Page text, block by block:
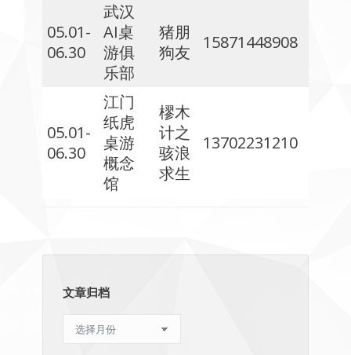
05.01-
06.30
武汉
AI桌
游俱
乐部
猪朋
狗友
15871448908
05.01-
06.30
江门
纸虎
桌游
概念
馆
樛木
计之
骇浪
求生
13702231210
文章归档
章